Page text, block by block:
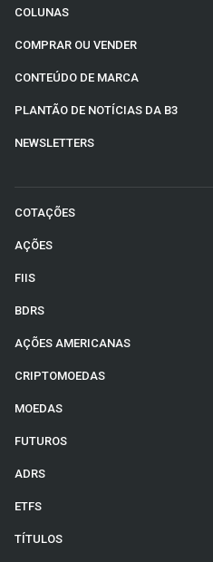
COLUNAS
COMPRAR OU VENDER
CONTEÚDO DE MARCA
PLANTÃO DE NOTÍCIAS DA B3
NEWSLETTERS
COTAÇÕES
AÇÕES
FIIS
BDRS
AÇÕES AMERICANAS
CRIPTOMOEDAS
MOEDAS
FUTUROS
ADRS
ETFS
TÍTULOS